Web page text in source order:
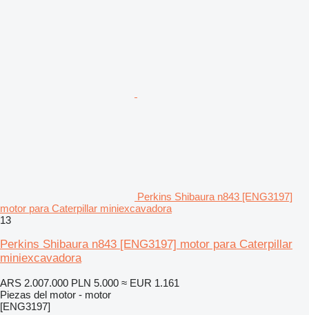
Perkins Shibaura n843 [ENG3197]
motor para Caterpillar miniexcavadora
13
Perkins Shibaura n843 [ENG3197] motor para Caterpillar
miniexcavadora
ARS 2.007.000 PLN 5.000 ≈ EUR 1.161
Piezas del motor - motor
[ENG3197]